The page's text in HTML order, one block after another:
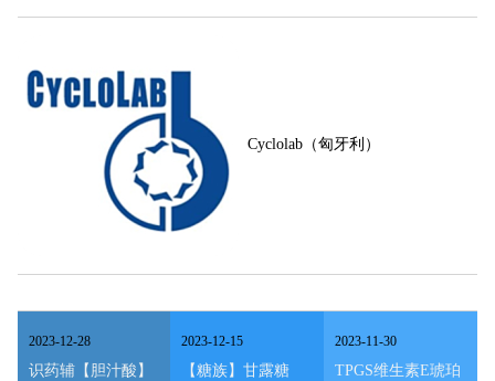
Cyclolab（匈牙利）
识药辅【胆汁酸】
2023-12-28
【糖族】甘露糖
2023-12-15
TPGS维生素E琥珀
2023-11-30